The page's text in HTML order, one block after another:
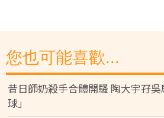
您也可能喜歡...
昔日師奶殺手合體開騷 陶大宇孖
球」